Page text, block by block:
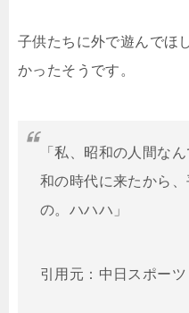
子供たちに外で遊んでほ
かったそうです。
「私、昭和の人間な
和の時代に来たから
の。ハハハ」
引用元：中日スポーツ